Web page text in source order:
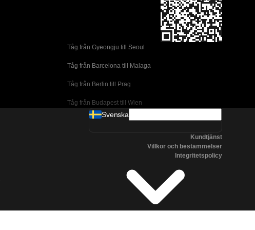
Tåg från Gyeongju till Seoul
Tåg från Barcelona till Malaga
Tåg från Berlin till Prag
Tåg från Budapest till Wien
Tåg från Dublin till Belfast
Tåg från Lissabon till Porto
Tåg från Madrid till Cordoba
Svenska
Kundtjänst
Villkor och bestämmelser
Integritetspolicy